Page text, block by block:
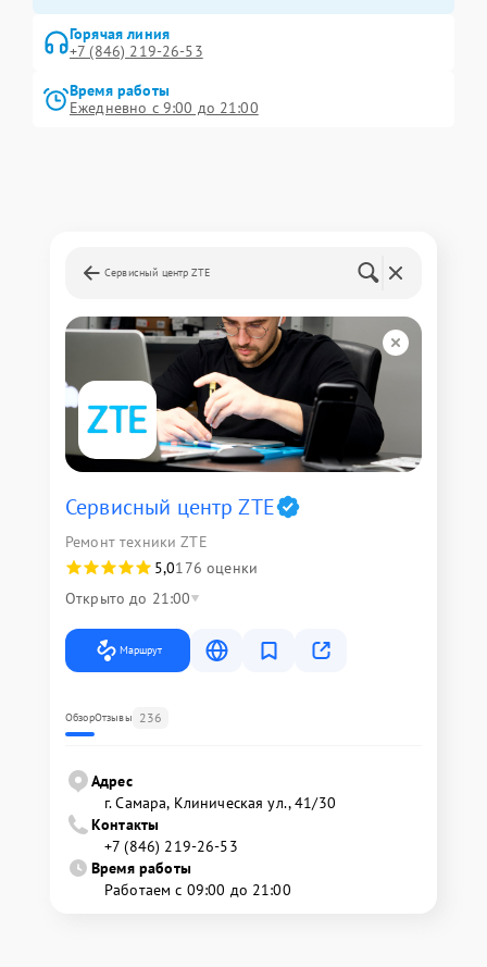
Горячая линия
+7 (846) 219-26-53
Время работы
Ежедневно с 9:00 до 21:00
Сервисный центр ZTE
Сервисный центр ZTE
Ремонт техники ZTE
5,0176 оценки
Открыто до 21:00
Маршрут
ОбзорОтзывы 236
Адрес
г. Самара, Клиническая ул., 41/30
Контакты
+7 (846) 219-26-53
Время работы
Работаем с 09:00 до 21:00